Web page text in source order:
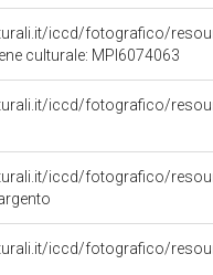
iccd/fotografico/
culturale: MPI6074063
iccd/fotografico/
iccd/fotografico/
iccd/fotografico/